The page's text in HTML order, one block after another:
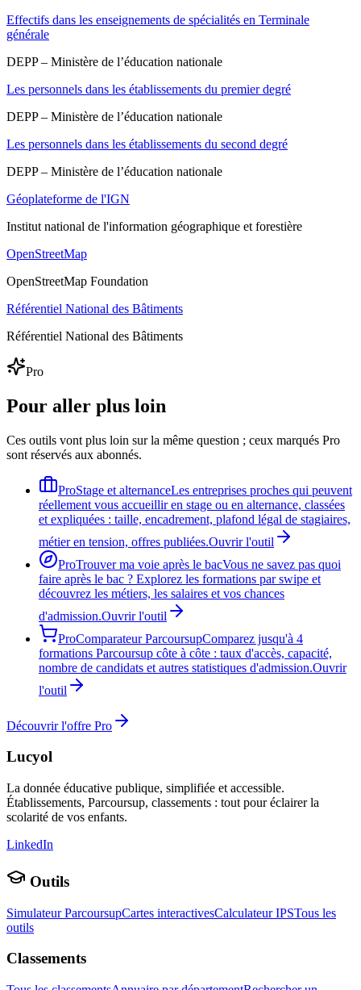
Effectifs dans les enseignements de spécialités en Terminale
générale
DEPP – Ministère de l’éducation nationale
Les personnels dans les établissements du premier degré
DEPP – Ministère de l’éducation nationale
Les personnels dans les établissements du second degré
DEPP – Ministère de l’éducation nationale
Géoplateforme de l'IGN
Institut national de l'information géographique et forestière
OpenStreetMap
OpenStreetMap Foundation
Référentiel National des Bâtiments
Référentiel National des Bâtiments
Pro
Pour aller plus loin
Ces outils vont plus loin sur la même question ; ceux marqués Pro
sont réservés aux abonnés.
ProStage et alternanceLes entreprises proches qui peuvent
réellement vous accueillir en stage ou en alternance, classées
et expliquées : taille, encadrement, plafond légal de stagiaires,
métier en tension, offres publiées.Ouvrir l'outil
ProTrouver ma voie après le bacVous ne savez pas quoi
faire après le bac ? Explorez les formations par swipe et
découvrez les métiers, les salaires et vos chances
d'admission.Ouvrir l'outil
ProComparateur ParcoursupComparez jusqu'à 4
formations Parcoursup côte à côte : taux d'accès, capacité,
nombre de candidats et autres statistiques d'admission.Ouvrir
l'outil
Découvrir l'offre Pro
Lucyol
La donnée éducative publique, simplifiée et accessible.
Établissements, Parcoursup, classements : tout pour éclairer la
scolarité de vos enfants.
LinkedIn
Outils
Simulateur ParcoursupCartes interactivesCalculateur IPSTous les
outils
Classements